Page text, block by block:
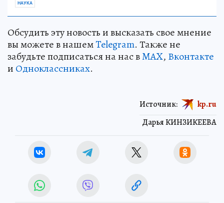
НАУКА
Обсудить эту новость и высказать свое мнение
вы можете в нашемTelegram. Также не
забудьте подписаться на нас вMAX, Вконтакте
и Одноклассниках.
Дарья КИНЗИКЕЕВА
Источник: kp.ru